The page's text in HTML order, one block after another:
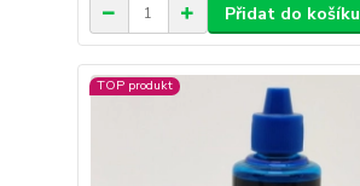
Přidat do košíku
TOP produkt